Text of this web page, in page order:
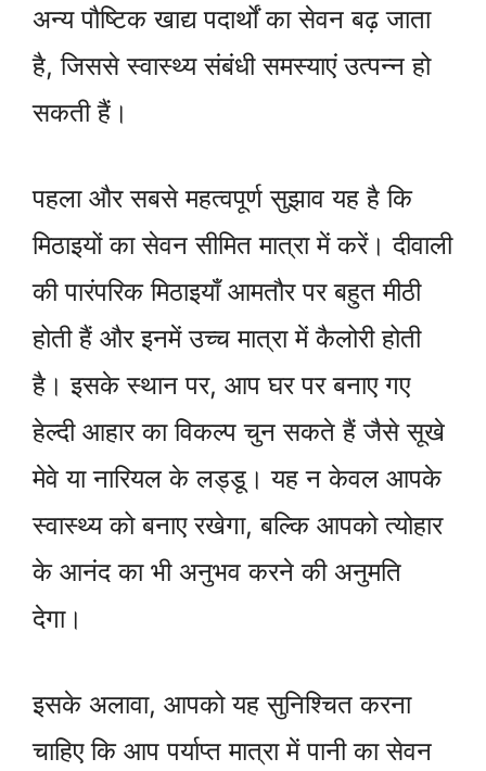
अन्य पौष्टिक खाद्य पदार्थों का सेवन बढ़ जाता
है, जिससे स्वास्थ्य संबंधी समस्याएं उत्पन्न हो
सकती हैं।
पहला और सबसे महत्वपूर्ण सुझाव यह है कि
मिठाइयों का सेवन सीमित मात्रा में करें। दीवाली
की पारंपरिक मिठाइयाँ आमतौर पर बहुत मीठी
होती हैं और इनमें उच्च मात्रा में कैलोरी होती
है। इसके स्थान पर, आप घर पर बनाए गए
हेल्दी आहार का विकल्प चुन सकते हैं जैसे सूखे
मेवे या नारियल के लड्डू। यह न केवल आपके
स्वास्थ्य को बनाए रखेगा, बल्कि आपको त्योहार
के आनंद का भी अनुभव करने की अनुमति
देगा।
इसके अलावा, आपको यह सुनिश्चित करना
चाहिए कि आप पर्याप्त मात्रा में पानी का सेवन